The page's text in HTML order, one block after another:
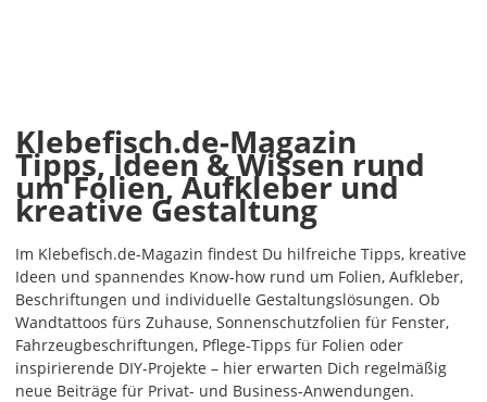
Klebefisch.de-Magazin
Tipps, Ideen & Wissen rund
um Folien, Aufkleber und
kreative Gestaltung
Im Klebefisch.de-Magazin findest Du hilfreiche Tipps, kreative
Ideen und spannendes Know-how rund um Folien, Aufkleber,
Beschriftungen und individuelle Gestaltungslösungen. Ob
Wandtattoos fürs Zuhause, Sonnenschutzfolien für Fenster,
Fahrzeugbeschriftungen, Pflege-Tipps für Folien oder
inspirierende DIY-Projekte – hier erwarten Dich regelmäßig
neue Beiträge für Privat- und Business-Anwendungen.